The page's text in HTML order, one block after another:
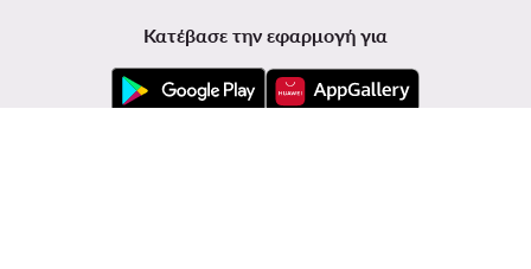
Κατέβασε την εφαρμογή για